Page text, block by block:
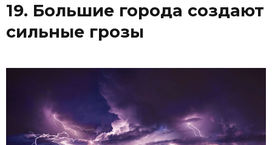
19. Большие города создают
сильные грозы